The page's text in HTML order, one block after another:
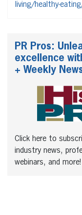
living/healthy-
PR Pros:
excellence
+ Weekly
Click here to
industry news,
webinars, and more!